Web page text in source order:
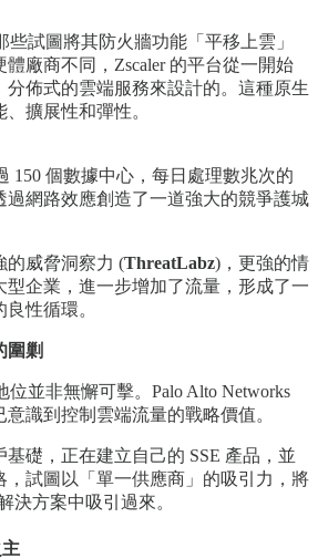
些試圖將其防火牆功能「平移上雲」
廠商不同，Zscaler 的平台從一開始
分佈式的雲端服務來設計的。這種原生
擴展性和彈性。
150 個數據中心，每日處理數兆次的
過網路效應創造了一道強大的競爭護城
的威脅洞察力 (ThreatLabz)，更強的情
型企業，進一步增加了流量，形成了一
性循環。
圍剿
位並非無懈可擊。Palo Alto Networks
識到控制雲端流量的戰略價值。
礎，正在建立自己的 SSE 產品，並
，試圖以「單一供應商」的吸引力，將
決方案中吸引過來。